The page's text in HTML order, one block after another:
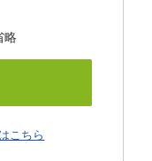
略
こちら